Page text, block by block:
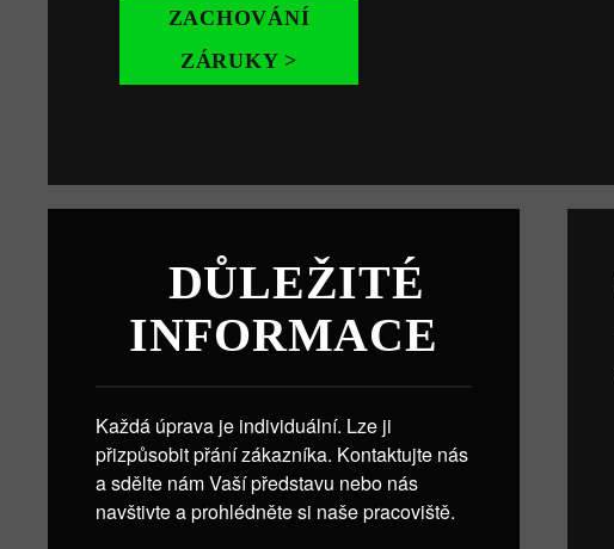
ZACHOVÁNÍ
ZÁRUKY >
DŮLEŽITÉ
INFORMACE
Každá úprava je individuální. Lze ji
přizpůsobit přání zákazníka. Kontaktujte nás
a sdělte nám Vaší představu nebo nás
navštivte a prohlédněte si naše pracoviště.